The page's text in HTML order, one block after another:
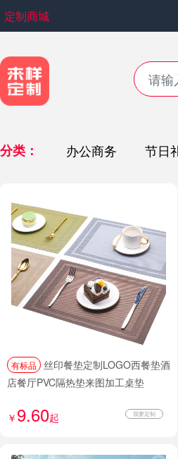
定制商城
分类： 办公商务 节日
有标品
店餐厅PVC隔热垫来图加工桌垫
￥ 9.60起 我要定制